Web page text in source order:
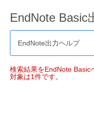
EndNote Basic
EndNote出力ヘルプ
検索結果をEndNote Basic
対象は1件です。